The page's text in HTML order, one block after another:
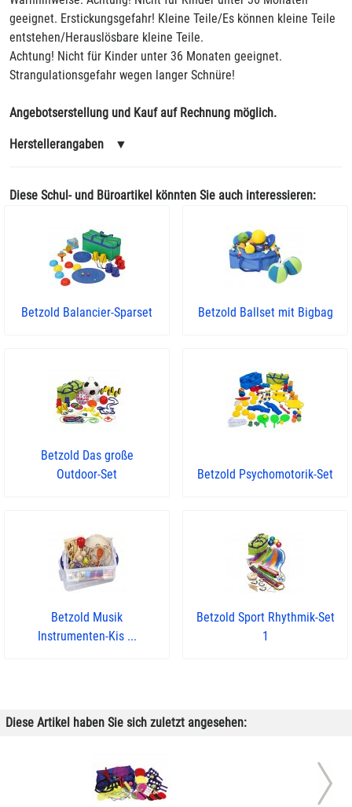
geeignet. Erstickungsgefahr! Kleine Teile/Es können kleine Teile
entstehen/Herauslösbare kleine Teile.
Achtung! Nicht für Kinder unter 36 Monaten geeignet.
Strangulationsgefahr wegen langer Schnüre!
Angebotserstellung und Kauf auf Rechnung möglich.
Herstellerangaben ▼
Diese Schul- und Büroartikel könnten Sie auch interessieren:
Betzold Balancier-Sparset Betzold Ballset mit Bigbag
Betzold Das große
Outdoor-Set
Betzold Psychomotorik-Set
Betzold Musik
Instrumenten-Kis ...
Betzold Sport Rhythmik-Set
1
Diese Artikel haben Sie sich zuletzt angesehen: